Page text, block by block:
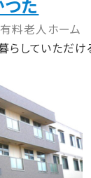
た
料老人ホーム
していただけ